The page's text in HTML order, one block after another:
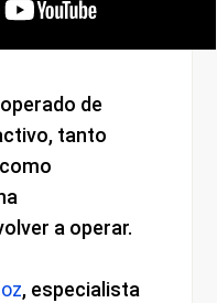
de
tanto
a operar.
, especialista